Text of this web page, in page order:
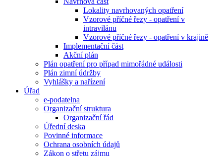
Lokality navrhovaných opatření
Vzorové příčné řezy - opatření v
intravilánu
Vzorové příčné řezy - opatření v krajině
Implementační část
Akční plán
Plán opatření pro případ mimořádné události
Plán zimní údržby
Vyhlášky a nařízení
Úřad
e-podatelna
Organizační struktura
Organizační řád
Úřední deska
Povinné informace
Ochrana osobních údajů
Zákon o střetu zájmu